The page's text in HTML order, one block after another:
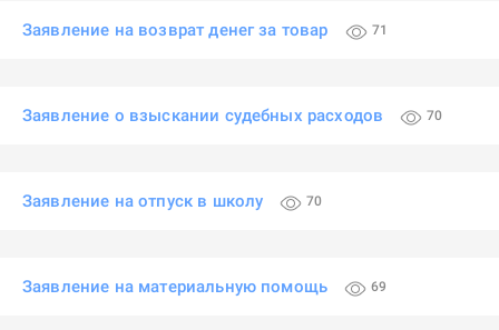
Заявление на возврат денег за товар 71
Заявление о взыскании судебных расходов 70
Заявление на отпуск в школу 70
Заявление на материальную помощь 69